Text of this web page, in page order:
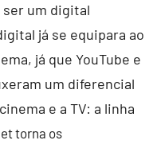
ser um digital
já se equipara ao
já que YouTube e
um diferencial
e a TV: a linha
torna os